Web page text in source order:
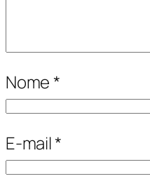
Nome *
E-mail*